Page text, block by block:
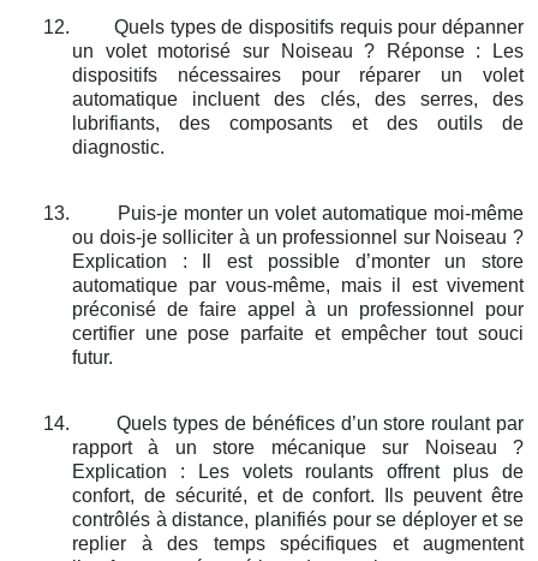
12.
Quels types de dispositifs requis pour dépanner
un volet motorisé sur Noiseau ? Réponse : Les
dispositifs nécessaires pour réparer un volet
automatique incluent des clés, des serres, des
lubrifiants, des composants et des outils de
diagnostic.
13.
Puis-je monter un volet automatique moi-même
ou dois-je solliciter à un professionnel sur Noiseau ?
Explication : Il est possible d’monter un store
automatique par vous-même, mais il est vivement
préconisé de faire appel à un professionnel pour
certifier une pose parfaite et empêcher tout souci
futur.
14.
Quels types de bénéfices d’un store roulant par
rapport à un store mécanique sur Noiseau ?
Explication : Les volets roulants offrent plus de
confort, de sécurité, et de confort. Ils peuvent être
contrôlés à distance, planifiés pour se déployer et se
replier à des temps spécifiques et augmentent